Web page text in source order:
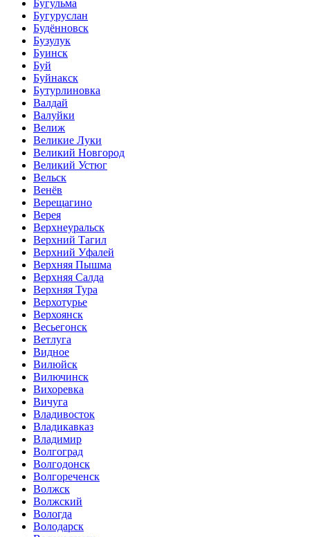
Бугульма
Бугуруслан
Будённовск
Бузулук
Буинск
Буй
Буйнакск
Бутурлиновка
Валдай
Валуйки
Велиж
Великие Луки
Великий Новгород
Великий Устюг
Вельск
Венёв
Верещагино
Верея
Верхнеуральск
Верхний Тагил
Верхний Уфалей
Верхняя Пышма
Верхняя Салда
Верхняя Тура
Верхотурье
Верхоянск
Весьегонск
Ветлуга
Видное
Вилюйск
Вилючинск
Вихоревка
Вичуга
Владивосток
Владикавказ
Владимир
Волгоград
Волгодонск
Волгореченск
Волжск
Волжский
Вологда
Володарск